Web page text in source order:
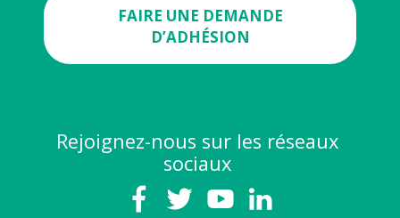
FAIRE UNE DEMANDE
D’ADHÉSION
Rejoignez-nous sur les réseaux
sociaux